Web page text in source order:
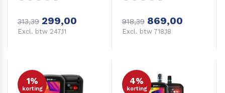
313,39 299,00
Excl. btw 247,11
918,39 869,00
Excl. btw 718,18
1%
korting
4%
korting